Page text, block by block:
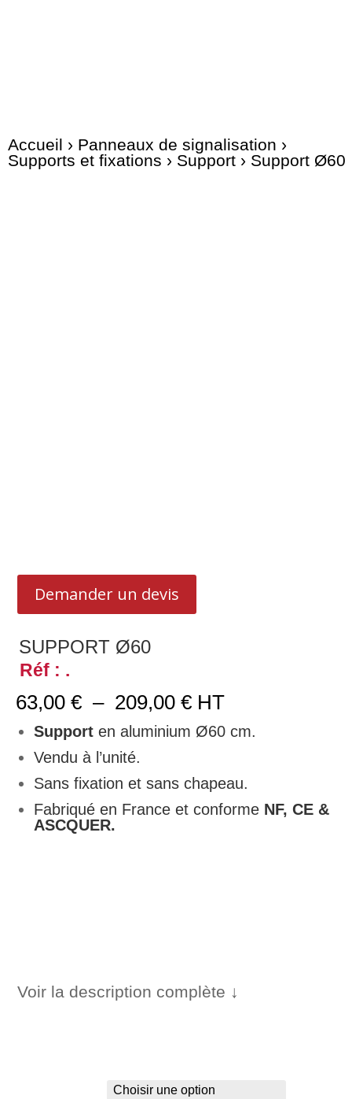
Accueil › Panneaux de signalisation ›
Supports et fixations › Support › Support Ø60
Demander un devis
SUPPORT Ø60
Réf : .
63,00€ – 209,00€Plage
de
prix :
209,00 €
HT
Supporten aluminium Ø60 cm.
Vendu à l’unité.
Sans fixation et sans chapeau.
Fabriqué en France et conforme NF, CE &
ASCQUER.
Voir la description complète ↓